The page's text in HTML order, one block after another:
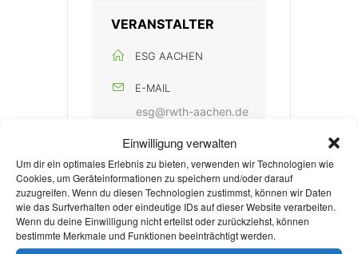
Einwilligung verwalten
Um dir ein optimales Erlebnis zu bieten, verwenden wir Technologien wie
Cookies, um Geräteinformationen zu speichern und/oder darauf
zuzugreifen. Wenn du diesen Technologien zustimmst, können wir Daten
wie das Surfverhalten oder eindeutige IDs auf dieser Website verarbeiten.
Wenn du deine Einwilligung nicht erteilst oder zurückziehst, können
bestimmte Merkmale und Funktionen beeinträchtigt werden.
VERANSTALTER
ESG AACHEN
E-MAIL
esg@rwth-aachen.de
WEBSITE
https://www.esg-
aachen.de/